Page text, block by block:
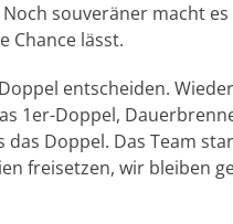
souveräner macht
Chance lässt.
entscheiden.
1er-Doppel,
Doppel. Das Team
freisetzen, wir bleiben